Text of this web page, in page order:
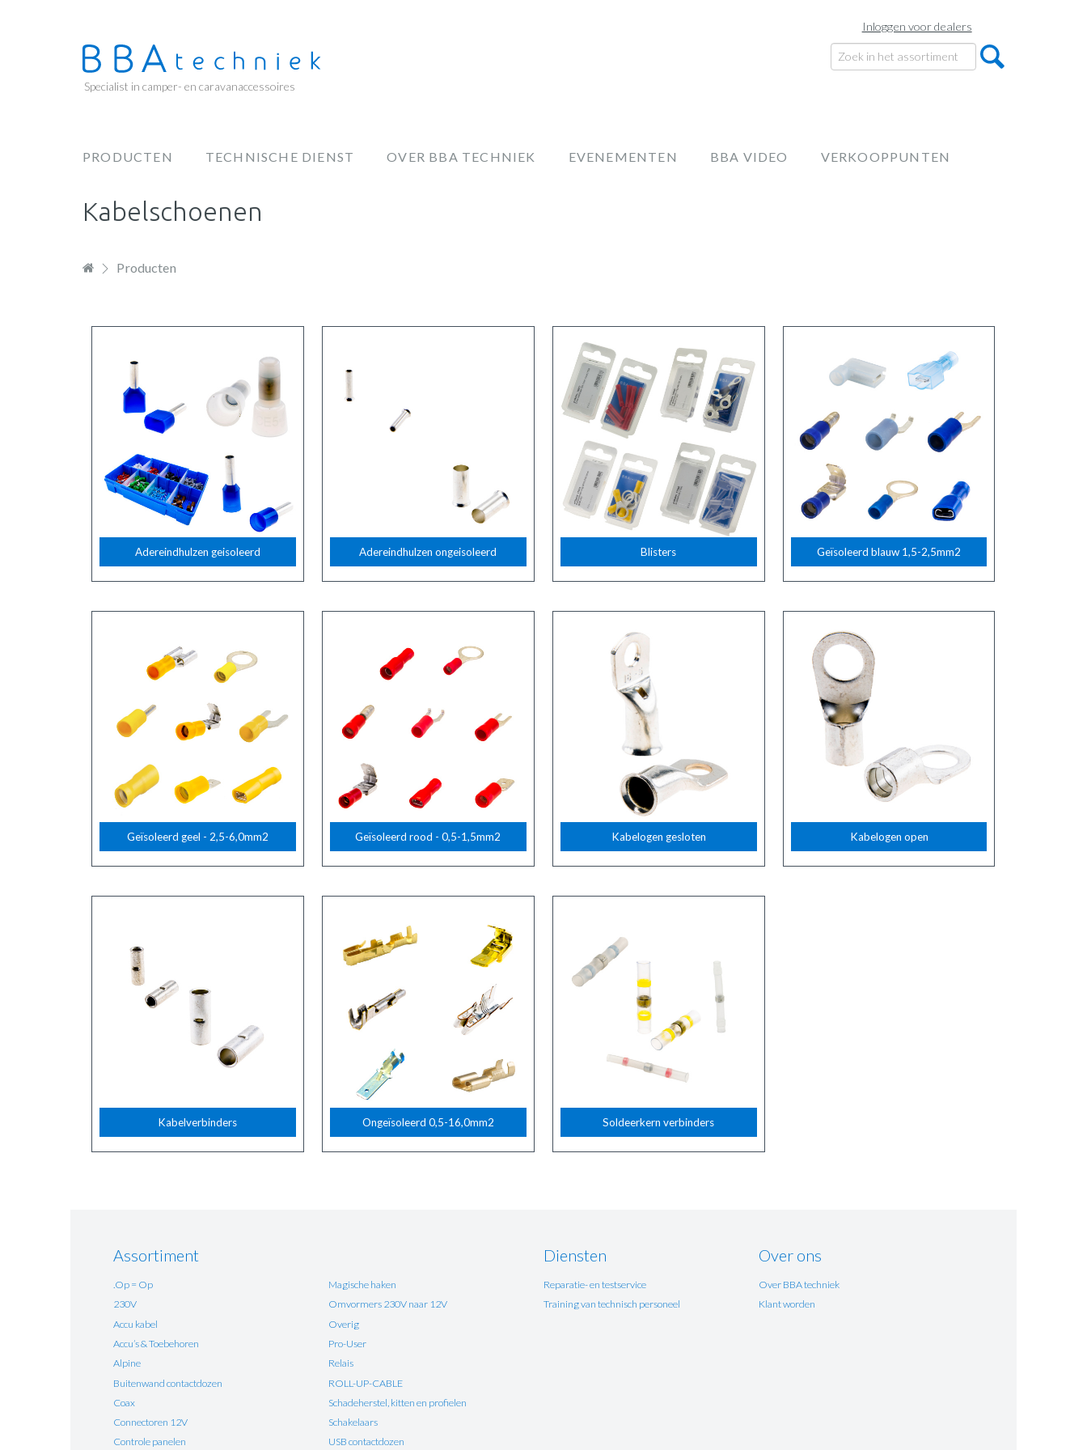
Inloggen voor dealers
Specialist in camper- en caravanaccessoires
PRODUCTEN TECHNISCHE DIENST OVER BBA TECHNIEK EVENEMENTEN BBA VIDEO VERKOOPPUNTEN
Kabelschoenen
Producten
Adereindhulzen geisoleerd Adereindhulzen ongeisoleerd Blisters Geïsoleerd blauw 1,5-2,5mm2
Geïsoleerd geel - 2,5-6,0mm2 Geïsoleerd rood - 0,5-1,5mm2 Kabelogen gesloten Kabelogen open
Kabelverbinders Ongeïsoleerd 0,5-16,0mm2 Soldeerkern verbinders
Assortiment
.Op = Op
230V
Accu kabel
Accu’s & Toebehoren
Alpine
Buitenwand contactdozen
Coax
Connectoren 12V
Controle panelen
Magische haken
Omvormers 230V naar 12V
Overig
Pro-User
Relais
ROLL-UP-CABLE
Schadeherstel, kitten en profielen
Schakelaars
USB contactdozen
Diensten
Reparatie- en testservice
Training van technisch personeel
Over ons
Over BBA techniek
Klant worden